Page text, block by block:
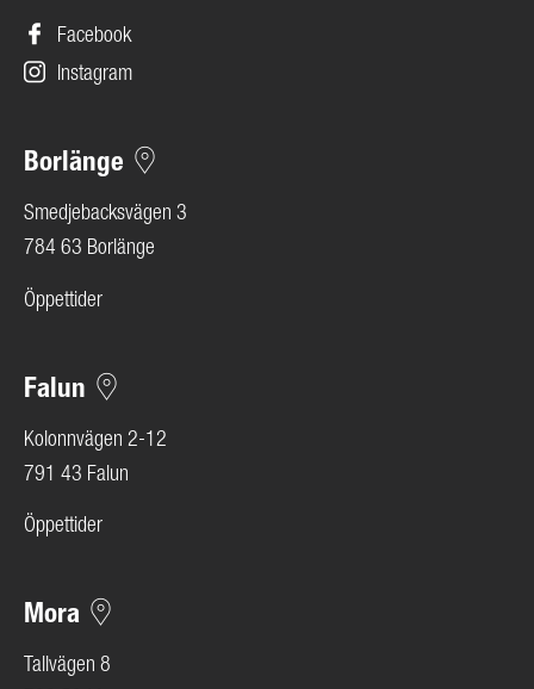
Facebook
Instagram
Borlänge
Smedjebacksvägen 3
784 63 Borlänge
Öppettider
Falun
Kolonnvägen 2-12
791 43 Falun
Öppettider
Mora
Tallvägen 8